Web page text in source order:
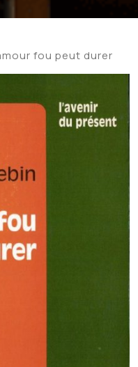
fou peut durer